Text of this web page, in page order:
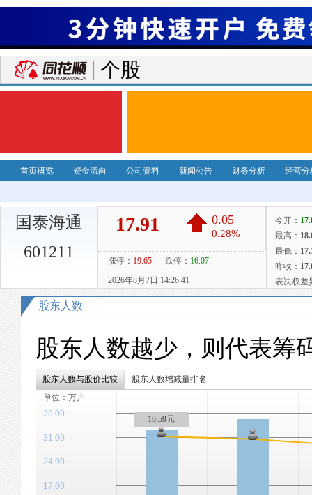
个股
首页概览 资金流向 公司资料 新闻公告 财务分析 经营分
国泰海通
601211